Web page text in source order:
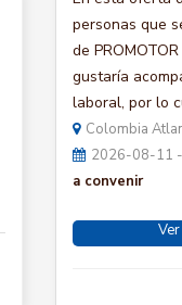
personas que
de
gustaría
laboral, por lo
Colombia
2026-08-11
a convenir